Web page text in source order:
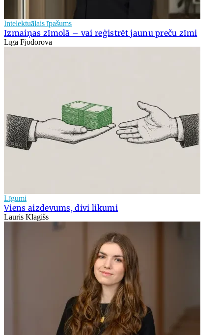
Intelektuālais īpašums
Izmaiņas zīmolā – vai reģistrēt jaunu preču zīmi
Līga Fjodorova
Līgumi
Viens aizdevums, divi likumi
Lauris Klagišs